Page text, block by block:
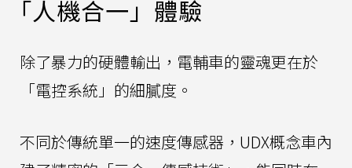
「人機合一」體驗
除了暴力的硬體輸出，電輔車的靈魂更在於
「電控系統」的細膩度。
不同於傳統單一的速度傳感器，UDX概念車內